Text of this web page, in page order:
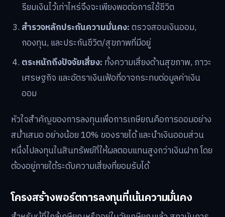
รียมเงินไว้เท่าไหร่จึงจะเพียงพอต่อการใช้ชีวิต
สำรวจหลักประกันความมั่นคง:ตรวจสอบเงินออม,
กองทุน, และประกันชีวิต/สุขภาพที่มีอยู่
ตระหนักถึงปัจจัยเสี่ยง: ทั้งความเสี่ยงด้านสุขภาพ, ภาวะ
เศรษฐกิจ และอัตราเงินเฟ้อที่อาจกระทบต่อมูลค่าเงิน
ออม
หัวใจสำคัญของการลงทุนเพื่อการเกษียณคือการออมอย่าง
สม่ำเสมอ อย่างน้อย 10% ของรายได้ และนำเงินออมส่วน
หนึ่งไปลงทุนในสินทรัพย์ที่ให้ผลตอบแทนสูงกว่าเงินฝาก โดย
ต้องอยู่ภายใต้ระดับความเสี่ยงที่ยอมรับได้
โครงสร้างพอร์ตการลงทุนที่เน้นความมั่นคง